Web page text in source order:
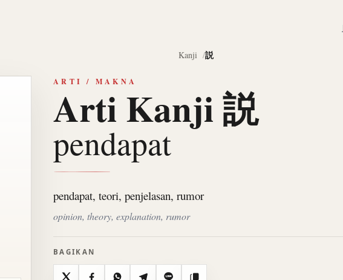
Kanji 説
ARTI / MAKNA
Arti Kanji 説
pendapat
pendapat, teori, penjelasan, rumor
opinion, theory, explanation, rumor
BAGIKAN